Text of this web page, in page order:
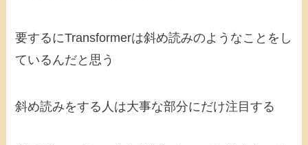
要するにTransformerは斜め読みのようなことをし
ているんだと思う
斜め読みをする人は大事な部分にだけ注目する